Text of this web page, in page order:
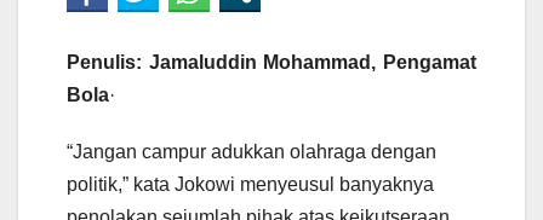
Penulis: Jamaluddin Mohammad, Pengamat
Bola·
“Jangan campur adukkan olahraga dengan
politik,” kata Jokowi menyeusul banyaknya